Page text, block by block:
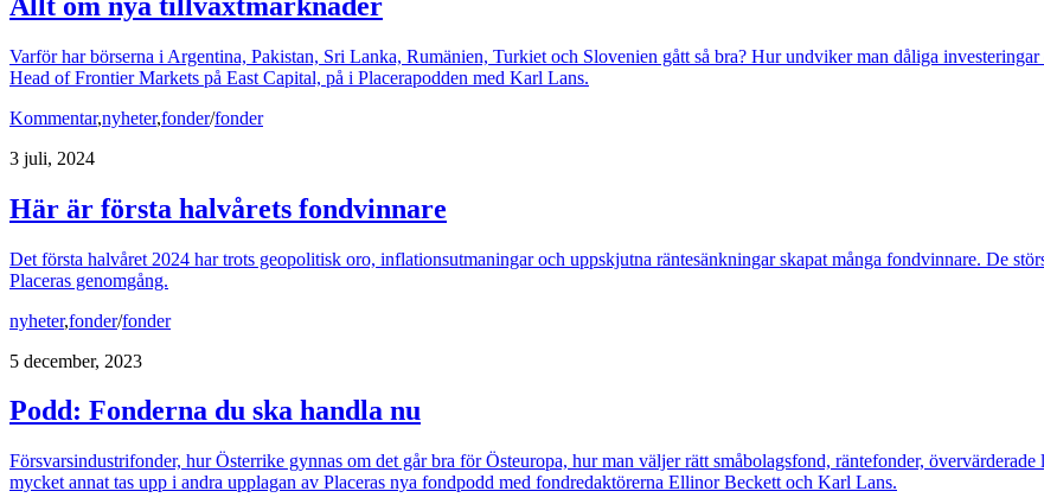
Varför har börserna i Argentina, Pakistan, Sri Lanka, Rumänien, Turkiet och Slovenien gått så bra? Hur undviker man dåliga
Head of Frontier Markets på East Capital, på i Placerapodden med Karl Lans.
Kommentar,nyheter,fonder/fonder
3 juli, 2024
Här är första halvårets fondvinnare
Det första halvåret 2024 har trots geopolitisk oro, inflationsutmaningar och uppskjutna räntesänkningar skapat många fondvinnare. De
Placeras genomgång.
nyheter,fonder/fonder
5 december, 2023
Podd: Fonderna du ska handla nu
Försvarsindustrifonder, hur Österrike gynnas om det går bra för Östeuropa, hur man väljer rätt småbolagsfond, räntefonder,
mycket annat tas upp i andra upplagan av Placeras nya fondpodd med fondredaktörerna Ellinor Beckett och Karl Lans.